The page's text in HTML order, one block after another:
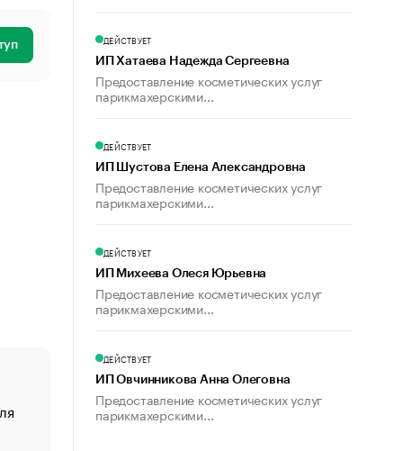
«От спорта тело стареет иначе». Как живет глава
создавшей GTA
ДЕЙСТВУЕТ
ИП Хатаева Надежда Сергеевна
Предоставление косметических услуг
парикмахерскими...
ДЕЙСТВУЕТ
ИП Шустова Елена Александровна
Предоставление косметических услуг
парикмахерскими...
ДЕЙСТВУЕТ
ИП Михеева Олеся Юрьевна
Предоставление косметических услуг
парикмахерскими...
ДЕЙСТВУЕТ
ИП Овчинникова Анна Олеговна
Предоставление косметических услуг
парикмахерскими...